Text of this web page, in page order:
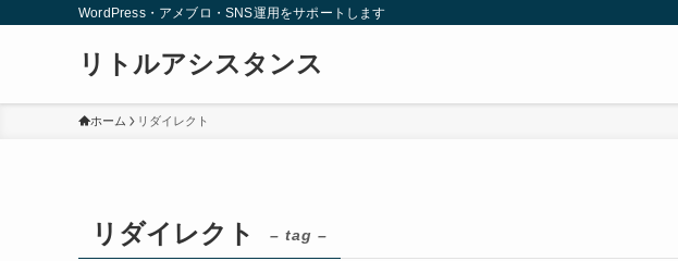
WordPress・アメブロ・SNS運用をサポートします
リトルアシスタンス
ホーム リダイレクト
リダイレクト – tag –